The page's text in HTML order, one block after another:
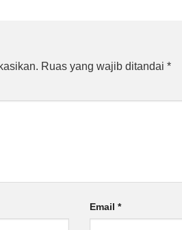
Ruas yang wajib ditandai *
Email *